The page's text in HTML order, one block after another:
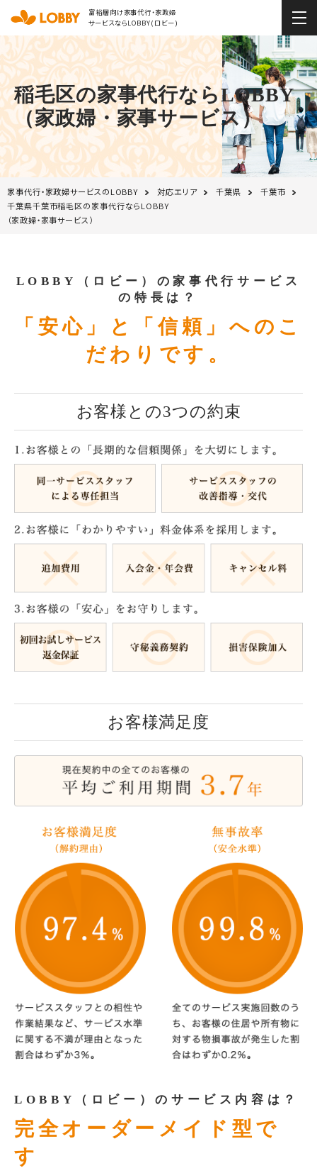
富裕層向け家事代行・家政婦
サービスならLOBBY(ロビー)
稲毛区の家事代行ならLOBBY
（家政婦・家事サービス）
家事代行・家政婦サービスのLOBBY 対応エリア 千葉県
千葉市
千葉県千葉市稲毛区の家事代行ならLOBBY
（家政婦・家事サービス）
LOBBY（ロビー）の家事代行サービス
の特長は？
「安心」と「信頼」へのこ
だわりです。
お客様との3つの約束
お客様満足度
LOBBY（ロビー）のサービス内容は？
完全オーダーメイド型で
す